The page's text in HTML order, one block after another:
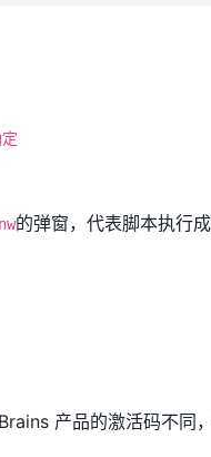
的弹窗，代表脚本执行成
产品的激活码不同